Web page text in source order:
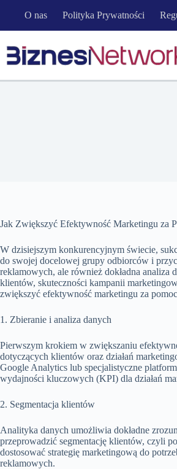
O nas Polityka Prywatności
Jak Zwiększyć Efektywność Marketingu za
W dzisiejszym konkurencyjnym świecie,
do swojej docelowej grupy odbiorców i
reklamowych, ale również dokładna analiza
klientów, skuteczności kampanii
zwiększyć efektywność marketingu za
1. Zbieranie i analiza danych
Pierwszym krokiem w zwiększaniu
dotyczących klientów oraz działań
Google Analytics lub specjalistyczne
wydajności kluczowych (KPI) dla działań
2. Segmentacja klientów
Analityka danych umożliwia dokładne
przeprowadzić segmentację klientów, czyli
dostosować strategię marketingową do
reklamowych.